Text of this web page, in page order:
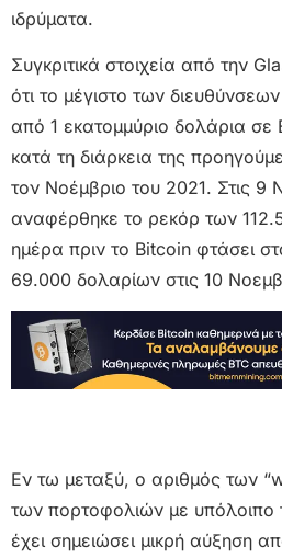
ιδρύματα.
Συγκριτικά στοιχεία από την
ότι το μέγιστο των
από 1 εκατομμύριο δολάρια σε
κατά τη διάρκεια της
τον Νοέμβριο του 2021. Στις 9
αναφέρθηκε το ρεκόρ των
ημέρα πριν το Bitcoin φτάσει
69.000 δολαρίων στις 10
Εν τω μεταξύ, ο αριθμός των
των πορτοφολιών με υπόλοιπο
έχει σημειώσει μικρή αύξηση